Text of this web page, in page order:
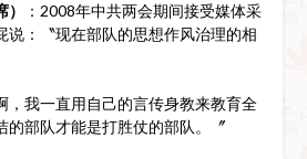
：2008年中共两会期间接受媒体采
说：〝现在部队的思想作风治理的相
，我一直用自己的言传身教来教育全
的部队才能是打胜仗的部队。〞